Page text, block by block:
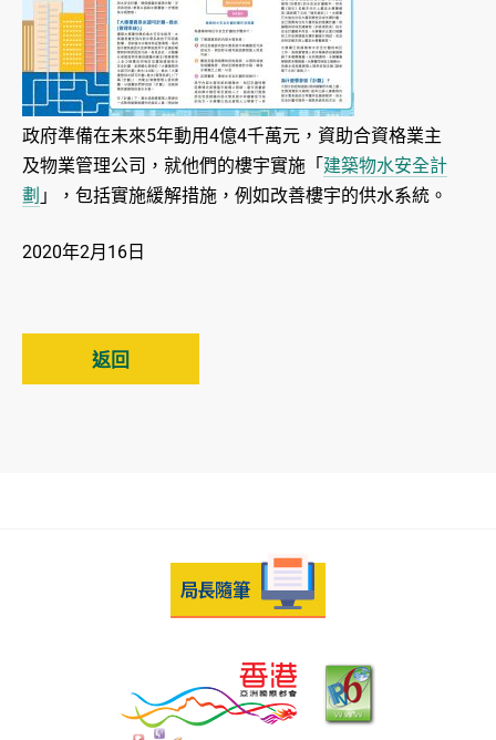
政府準備在未來5年動用4億4千萬元，資助合資格業主
及物業管理公司，就他們的樓宇實施「建築物水安全計
劃 」，包括實施緩解措施，例如改善樓宇的供水系統。
2020年2月16日
返回